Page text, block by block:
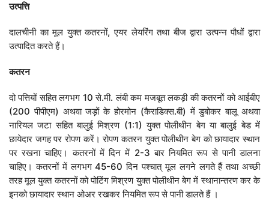
उत्पत्ति
दालचीनी का मूल युक्त कतरनों, एयर लेयरिंग तथा बीज द्वारा उत्पन्न पौधों द्वारा
उत्पादित करते हैं।
कतरन
दो पत्तियों सहित लगभग 10 से.मी. लंबी कम मजबूत लकड़ी की कतरनों को आईबीए
(200 पीपीएम) अथवा जड़ों के होरमोन (कैराडिक्स.बी) में डुबोकर बालू अथवा
नारियल जटा सहित बालुई मिश्रण (1:1) युक्त पोलीथीन बेग या बालुई बेड में
छायेदार जगह पर रोपण करें। रोपण कतरन युक्त पोलीथीन बेग को छायादार स्थान
पर रखना चाहिए। कतरनों में दिन में 2-3 बार नियमित रूप से पानी डालना
चाहिए। कतरनों में लगभग 45-60 दिन पश्चात् मूल लगने लगते हैं तथा अच्छी
तरह मूल युक्त कतरनों को पोटिंग मिश्रण युक्त पोलीथीन बेग में स्थानान्तरण कर के
इनको छायादार स्थान ओअर रखकर नियमित रूप से पानी डालते हैं ।